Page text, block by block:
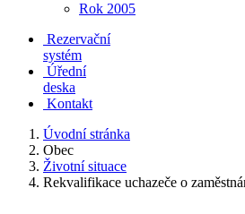
Rok 2005
Rezervační
systém
Úřední
deska
Kontakt
Úvodní stránka
Obec
Životní situace
Rekvalifikace uchazeče o